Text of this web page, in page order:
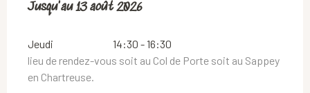
Du16 juillet 2026au13 août 2026
Jusqu'au13 août 2026
Jeudi
14:30 - 16:30
lieu de rendez-vous soit au Col de Porte soit au Sappey
en Chartreuse.